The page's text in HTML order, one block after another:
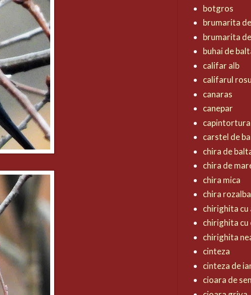
botgros
brumarita
brumarita
buhai de
califar alb
califarul
canaras
canepar
capintortura
carstel de
chira de
chira de
chira mica
chira rozalba
chirighita cu
chirighita cu
chirighita
cinteza
cinteza de
cioara de